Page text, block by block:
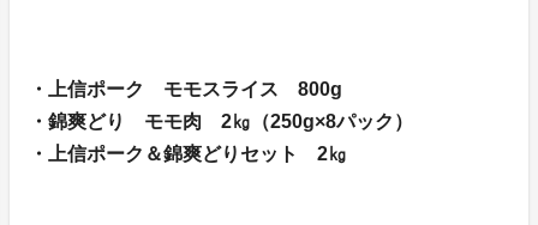
・上信ポーク モモスライス 800g
・錦爽どり モモ肉 2㎏（250g×8パック）
・上信ポーク＆錦爽どりセット 2㎏